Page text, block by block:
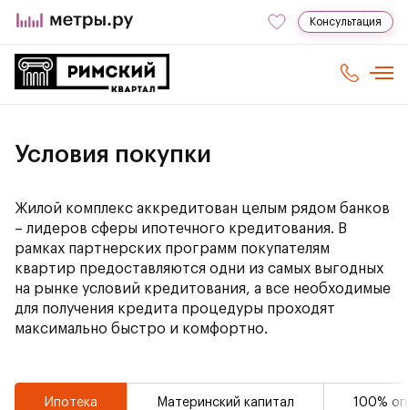
Консультация
Условия покупки
Жилой комплекс аккредитован целым рядом банков
– лидеров сферы ипотечного кредитования. В
рамках партнерских программ покупателям
квартир предоставляются одни из самых выгодных
на рынке условий кредитования, а все необходимые
для получения кредита процедуры проходят
максимально быстро и комфортно.
Ипотека Материнский капитал 100%